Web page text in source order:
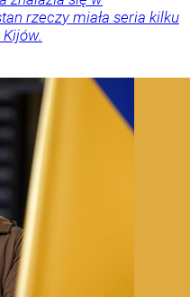
rzeczy miała seria kilku